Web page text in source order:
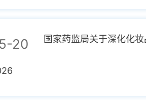
20 国家药监局关于深化化